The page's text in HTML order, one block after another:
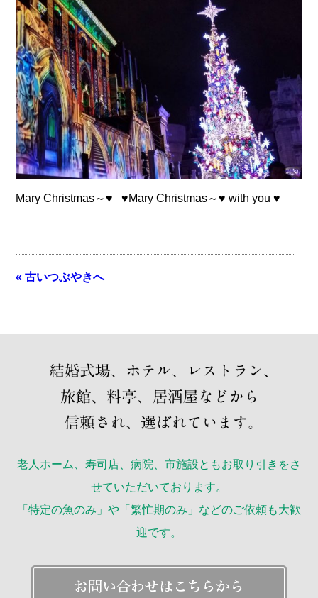
Mary Christmas～♥ ♥Mary Christmas～♥ with you ♥
« 古いつぶやきへ
老人ホーム、寿司店、病院、市施設ともお取り引きをさ
せていただいております。
「特定の魚のみ」や「繁忙期のみ」などのご依頼も大歓
迎です。